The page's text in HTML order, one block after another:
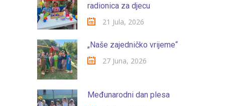
radionica za djecu
21 Jula, 2026
„Naše zajedničko vrijeme“
27 Juna, 2026
Međunarodni dan plesa